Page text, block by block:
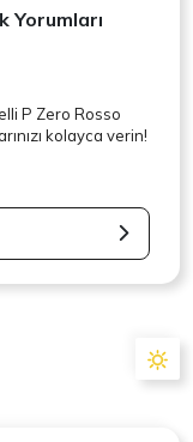
Yorumları
P Zero Rosso
kolayca verin!